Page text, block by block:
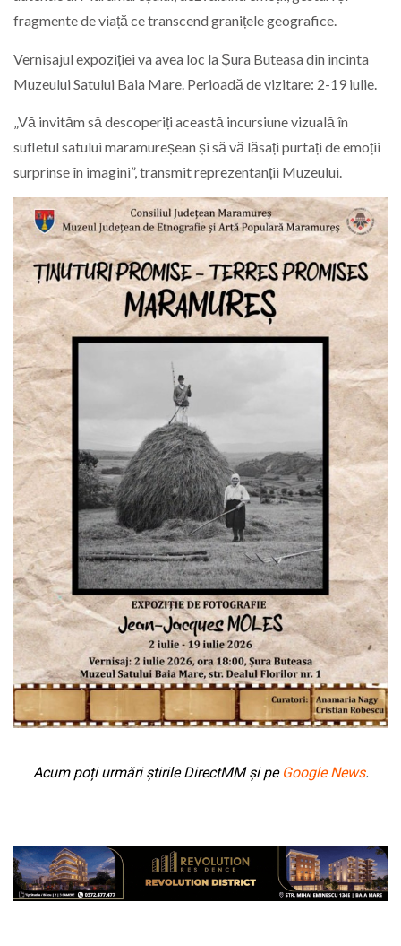
fragmente de viață ce transcend granițele geografice.
Vernisajul expoziției va avea loc la Șura Buteasa din incinta
Muzeului Satului Baia Mare. Perioadă de vizitare: 2-19 iulie.
„Vă invităm să descoperiți această incursiune vizuală în
sufletul satului maramureșean și să vă lăsați purtați de emoții
surprinse în imagini”, transmit reprezentanții Muzeului.
Acum poți urmări știrile DirectMM și pe Google News.